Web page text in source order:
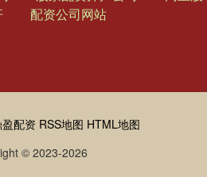
配资公司网站
配资 RSS地图 HTML地图
© 2023-2026